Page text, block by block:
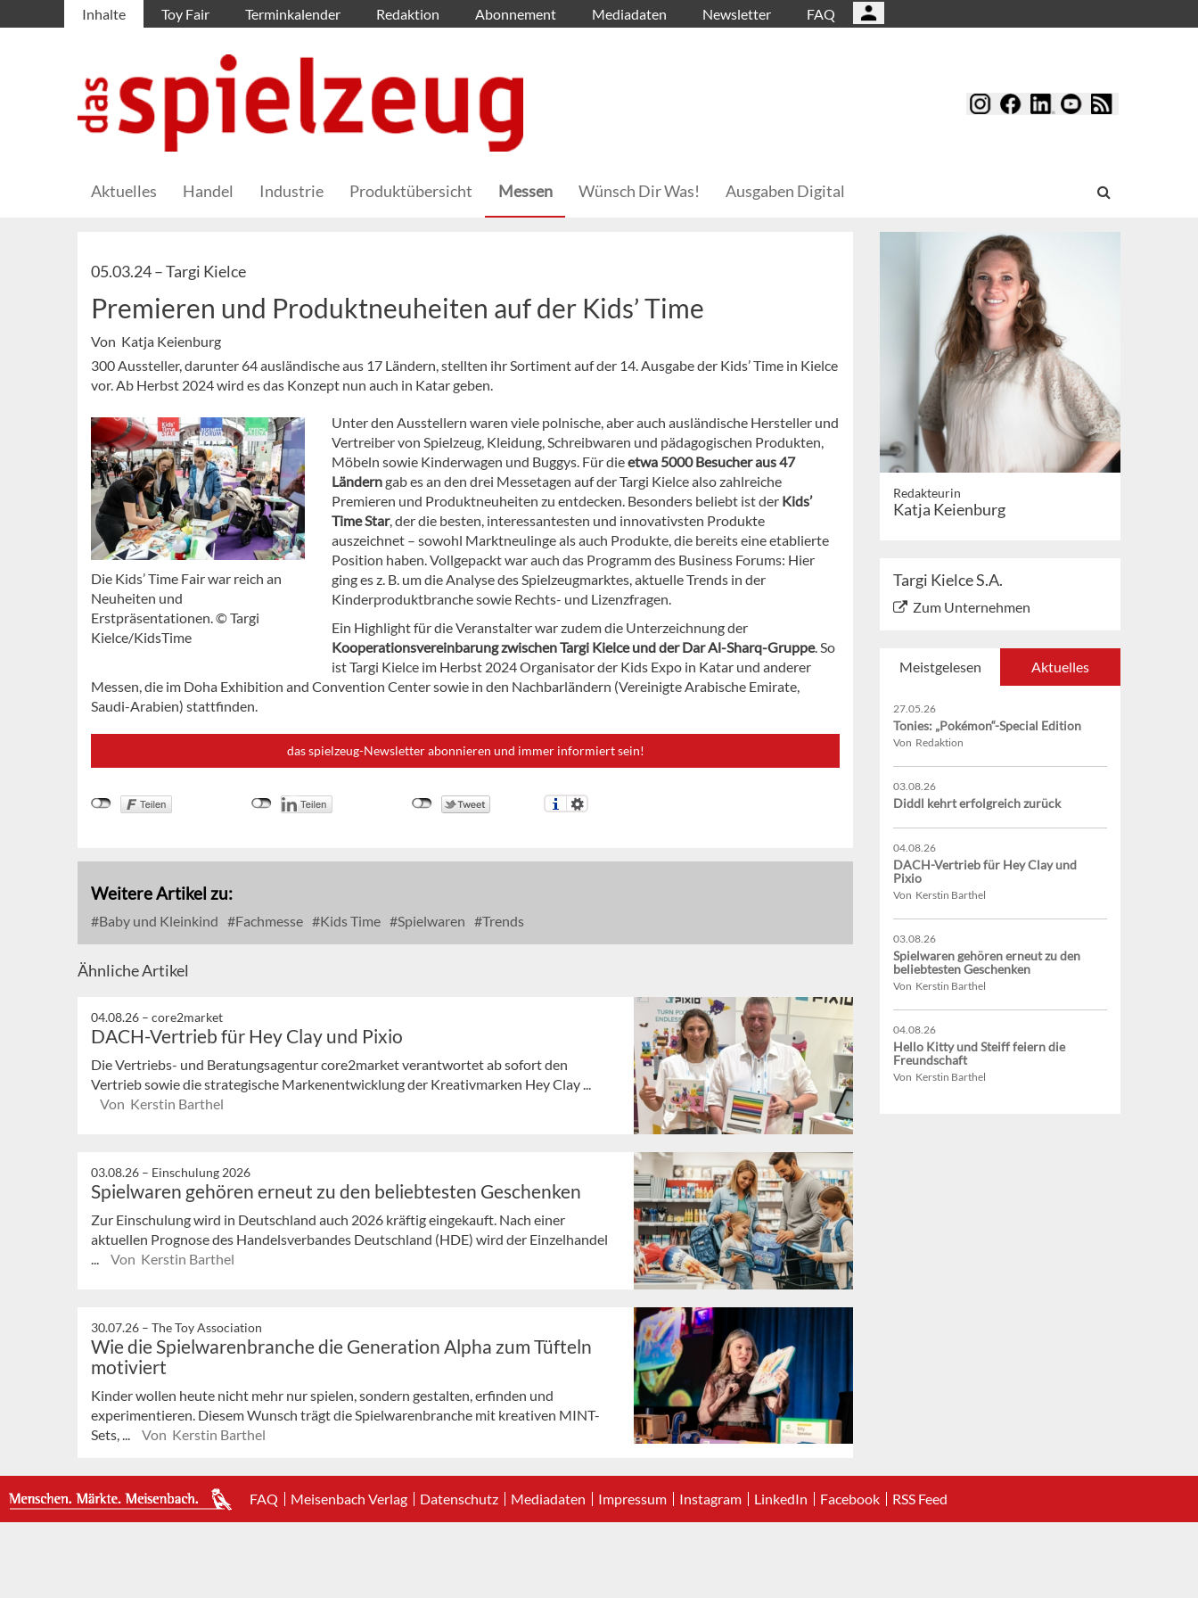
Inhalte Toy Fair Terminkalender Redaktion Abonnement Mediadaten Newsletter FAQ
Aktuelles Handel Industrie Produktübersicht Messen Wünsch Dir Was! Ausgaben Digital
05.03.24 –Targi Kielce
Premieren und Produktneuheiten auf der Kids’ Time
Von Katja Keienburg
300 Aussteller, darunter 64 ausländische aus 17 Ländern, stellten ihr Sortiment auf der 14. Ausgabe der Kids’ Time in Kielce
vor. Ab Herbst 2024 wird es das Konzept nun auch in Katar geben.
Die Kids’ Time Fair war reich an
Neuheiten und
Erstpräsentationen. © Targi
Kielce/KidsTime
Unter den Ausstellern waren viele polnische, aber auch ausländische Hersteller und
Vertreiber von Spielzeug, Kleidung, Schreibwaren und pädagogischen Produkten,
Möbeln sowie Kinderwagen und Buggys. Für dieetwa 5000 Besucher aus 47
Länderngab es an den drei Messetagen auf der Targi Kielce also zahlreiche
Premieren und Produktneuheiten zu entdecken. Besonders beliebt ist der Kids’
Time Star, der die besten, interessantesten und innovativsten Produkte
auszeichnet – sowohl Marktneulinge als auch Produkte, die bereits eine etablierte
Position haben. Vollgepackt war auch das Programm des Business Forums: Hier
ging es z. B. um die Analyse des Spielzeugmarktes, aktuelle Trends in der
Kinderproduktbranche sowie Rechts- und Lizenzfragen.
Ein Highlight für die Veranstalter war zudem die Unterzeichnung der
Kooperationsvereinbarung zwischen Targi Kielce und der Dar Al-Sharq-Gruppe. So
ist Targi Kielce im Herbst 2024 Organisator der Kids Expo in Katar und anderer
Messen, die im Doha Exhibition and Convention Center sowie in den Nachbarländern (Vereinigte Arabische Emirate,
Saudi-Arabien) stattfinden.
das spielzeug-Newsletter abonnieren und immer informiert sein!
Weitere Artikel zu:
Baby und Kleinkind Fachmesse Kids Time Spielwaren Trends
Ähnliche Artikel
04.08.26 – core2market
DACH-Vertrieb für Hey Clay und Pixio
Die Vertriebs- und Beratungsagentur core2market verantwortet ab sofort den
Vertrieb sowie die strategische Markenentwicklung der Kreativmarken Hey Clay ...
Von Kerstin Barthel
03.08.26 – Einschulung 2026
Spielwaren gehören erneut zu den beliebtesten Geschenken
Zur Einschulung wird in Deutschland auch 2026 kräftig eingekauft. Nach einer
aktuellen Prognose des Handelsverbandes Deutschland (HDE) wird der Einzelhandel
...
Von Kerstin Barthel
30.07.26 – The Toy Association
Wie die Spielwarenbranche die Generation Alpha zum Tüfteln
motiviert
Kinder wollen heute nicht mehr nur spielen, sondern gestalten, erfinden und
experimentieren. Diesem Wunsch trägt die Spielwarenbranche mit kreativen MINT-
Sets, ...
Von Kerstin Barthel
Redakteurin
Katja Keienburg
Targi Kielce S.A.
Zum Unternehmen
Meistgelesen Aktuelles
27.05.26
Tonies: „Pokémon“-Special Edition
Von Redaktion
03.08.26
Diddl kehrt erfolgreich zurück
04.08.26
DACH-Vertrieb für Hey Clay und
Pixio
Von Kerstin Barthel
03.08.26
Spielwaren gehören erneut zu den
beliebtesten Geschenken
Von Kerstin Barthel
04.08.26
Hello Kitty und Steiff feiern die
Freundschaft
Von Kerstin Barthel
FAQ Meisenbach Verlag Datenschutz Mediadaten Impressum Instagram LinkedIn Facebook RSS Feed